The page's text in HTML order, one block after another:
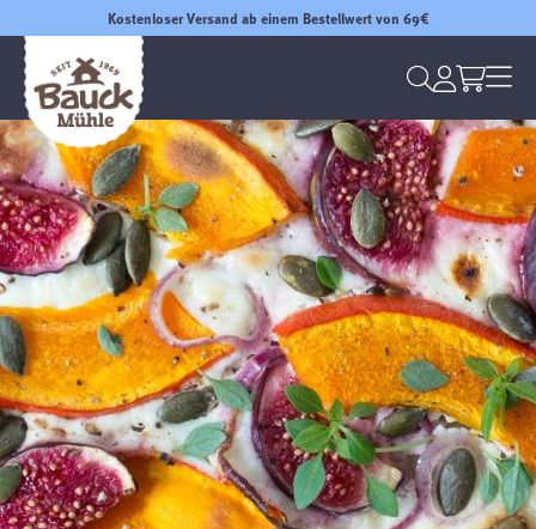
Kostenloser Versand ab einem Bestellwert von 69€